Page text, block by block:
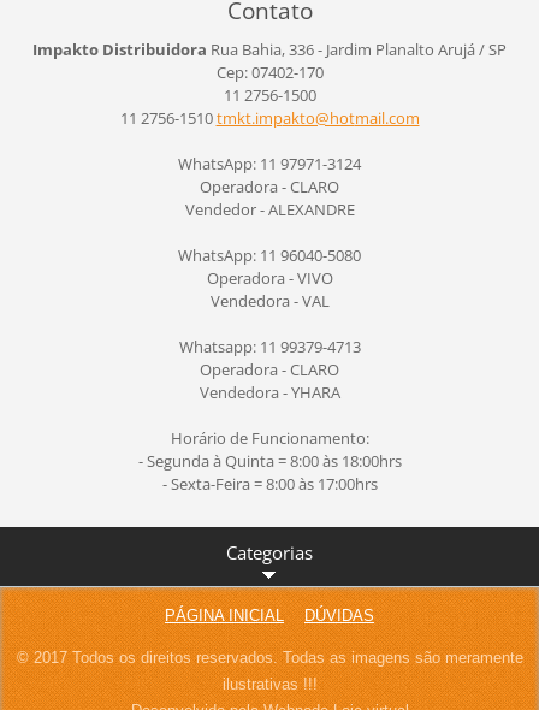
Contato
Impakto Distribuidora Rua Bahia, 336 - Jardim Planalto Arujá / SP
Cep: 07402-170
11 2756-1500
11 2756-1510tmkt.impakto@hotmail.com
WhatsApp: 11 97971-3124
Operadora - CLARO
Vendedor - ALEXANDRE
WhatsApp: 11 96040-5080
Operadora - VIVO
Vendedora - VAL
Whatsapp: 11 99379-4713
Operadora - CLARO
Vendedora - YHARA
Horário de Funcionamento:
- Segunda à Quinta = 8:00 às 18:00hrs
- Sexta-Feira = 8:00 às 17:00hrs
Categorias
PÁGINA INICIAL DÚVIDAS
© 2017 Todos os direitos reservados. Todas as imagens são meramente
ilustrativas !!!